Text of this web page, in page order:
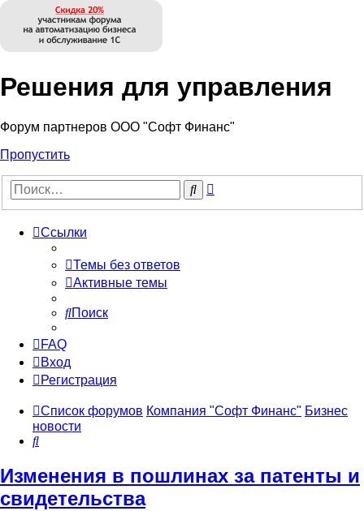
Решения для управления
Форум партнеров ООО "Софт Финанс"
Пропустить
Поиск
Ссылки
Темы без ответов
Активные темы
Поиск
FAQ
Вход
Регистрация
Список форумов Компания "Софт Финанс" Бизнес
новости
Поиск
Изменения в пошлинах за патенты и
свидетельства